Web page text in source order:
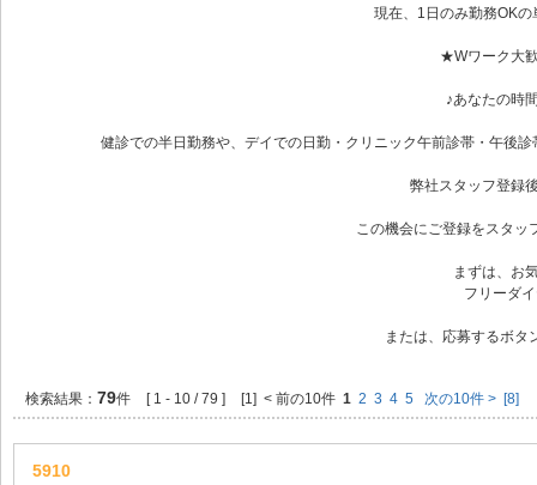
現在、1日のみ勤務OK
★Wワーク大
♪あなたの時
健診での半日勤務や、デイでの日勤・クリニック午前診帯・午後
弊社スタッフ登録
この機会にご登録をスタ
まずは、お
フリーダ
または、応募するボ
検索結果： 79件 [ 1 - 10 / 79 ] [1] < 前の10件 1 2 3 4 5 次の10件 > [8]
5910